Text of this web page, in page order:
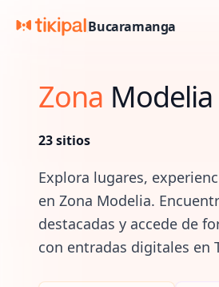
Bucaramanga
Zona Modelia
23sitios
Explora lugares,
en Zona Modelia.
destacadas y accede de
con entradas digitales en